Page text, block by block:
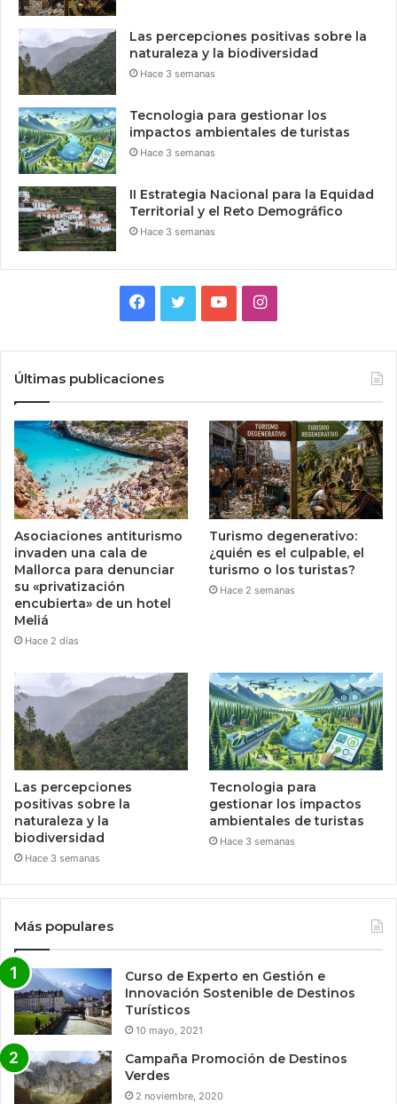
Las percepciones positivas sobre la
naturaleza y la biodiversidad
Hace 3 semanas
Tecnologia para gestionar los
impactos ambientales de turistas
Hace 3 semanas
II Estrategia Nacional para la Equidad
Territorial y el Reto Demográfico
Hace 3 semanas
Facebook
TwitterYouTubeInstagram
Últimas publicaciones
Asociaciones antiturismo
invaden una cala de
Mallorca para denunciar
su «privatización
encubierta» de un hotel
Meliá
Hace 2 días
Turismo degenerativo:
¿quién es el culpable, el
turismo o los turistas?
Hace 2 semanas
Las percepciones
positivas sobre la
naturaleza y la
biodiversidad
Hace 3 semanas
Tecnologia para
gestionar los impactos
ambientales de turistas
Hace 3 semanas
Más populares
Curso de Experto en Gestión e
Innovación Sostenible de Destinos
Turísticos
10 mayo, 2021
Campaña Promoción de Destinos
Verdes
2 noviembre, 2020